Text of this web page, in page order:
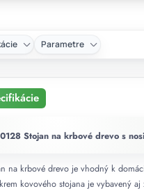
Parametre
Stojan na krbové drevo s
na krbové drevo je vhodný k
kovového stojana je vybavený aj